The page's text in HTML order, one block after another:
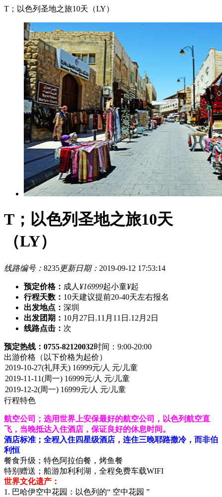
T；以色列圣地之旅10天（LY）
T；以色列圣地之旅10天
（LY）
线路编号： 8235更新日期： 2019-09-12 17:53:14
预定价格： 成人 ¥16999起小童¥起
行程天数： 10天建议提前20-40天左右报名
出发地点： 深圳
出发团期： 10月27日.11月11日.12月2日
线路点击： 次
预定热线：0755-82120032时间：9:00-20:00
出游价格 （以下价格为起价）
行程特色
航空公司；选用世界上安保最好的航空公司，以色列航空直
飞，当晚抵达入住酒店，保证良好的休息时间。
酒店标准；全程入住四星级酒店，连住三晚耶路撒冷，而非伯
利恒
餐食升级；特色阿拉伯餐，烤鱼餐
特别赠送；船游加利利湖，全程免费车载WIFI
世界文化遗产：
1. 巴哈伊空中花园：以色列的“ 空中花园 ”